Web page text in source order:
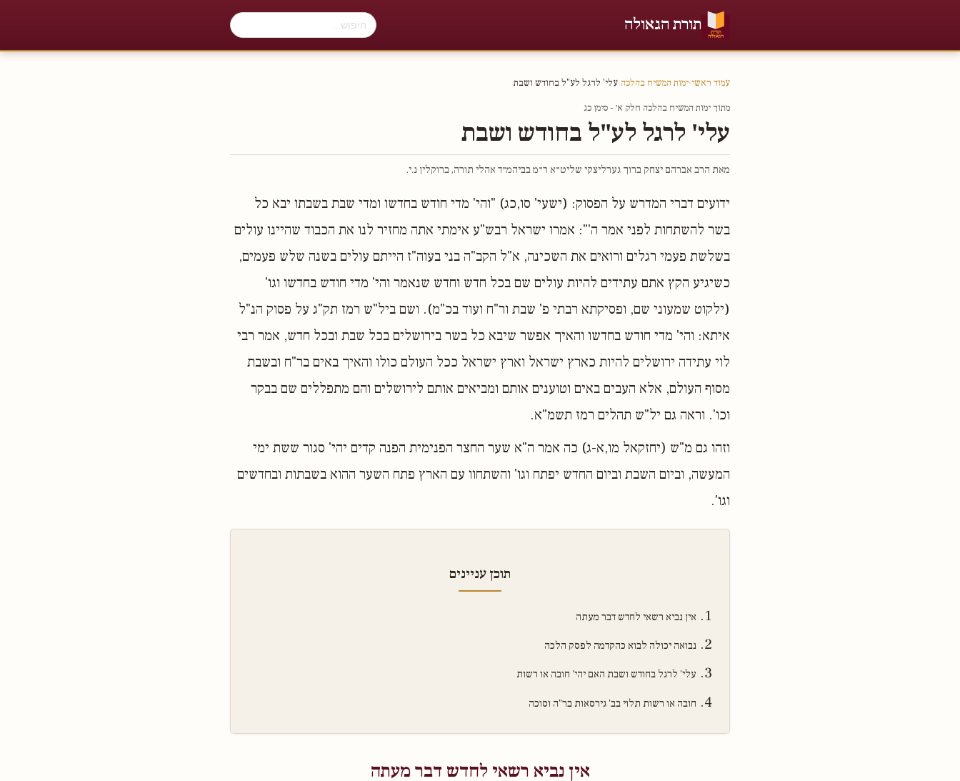
תורת הגאולה
עמוד ראשי›ימות המשיח בהלכה›עלי' לרגל לע"ל בחודש ושבת
מתוך ימות המשיח בהלכה חלק א׳ - סימן כג
עלי' לרגל לע"ל בחודש ושבת
מאת הרב אברהם יצחק ברוך גערליצקי שליט״א ר״מ בביהמ״ד אהלי תורה, ברוקלין נ.י.
ידועים דברי המדרש על הפסוק: (ישעי' סו,כג) "והי' מדי חודש בחדשו ומדי שבת בשבתו יבא כל
בשר להשתחות לפני אמר ה'": אמרו ישראל רבש"ע אימתי אתה מחזיר לנו את הכבוד שהיינו עולים
בשלשת פעמי רגלים ורואים את השכינה, א"ל הקב"ה בני בעוה"ז הייתם עולים בשנה שלש פעמים,
כשיגיע הקץ אתם עתידים להיות עולים שם בכל חדש וחדש שנאמר והי' מדי חודש בחדשו וגו'
(ילקוט שמעוני שם, ופסיקתא רבתי פ' שבת ור"ח ועוד בכ"מ). ושם ביל"ש רמז תק"ג על פסוק הנ"ל
איתא: והי' מדי חודש בחדשו והאיך אפשר שיבא כל בשר בירושלים בכל שבת ובכל חדש, אמר רבי
לוי עתידה ירושלים להיות כארץ ישראל וארץ ישראל ככל העולם כולו והאיך באים בר"ח ובשבת
מסוף העולם, אלא העבים באים וטוענים אותם ומביאים אותם לירושלים והם מתפללים שם בבקר
וכו'. וראה גם יל"ש תהלים רמז תשמ"א.
וזהו גם מ"ש (יחזקאל מו,א-ג) כה אמר ה"א שער החצר הפנימית הפנה קדים יהי' סגור ששת ימי
המעשה, וביום השבת וביום החדש יפתח וגו' והשתחוו עם הארץ פתח השער ההוא בשבתות ובחדשים
וגו'.
תוכן עניינים
אין נביא רשאי לחדש דבר מעתה
נבואה יכולה לבוא כהקדמה לפסק הלכה
עלי' לרגל בחודש ושבת האם יהי' חובה או רשות
חובה או רשות תלוי בב' גירסאות בר"ה וסוכה
אין נביא רשאי לחדש דבר מעתה